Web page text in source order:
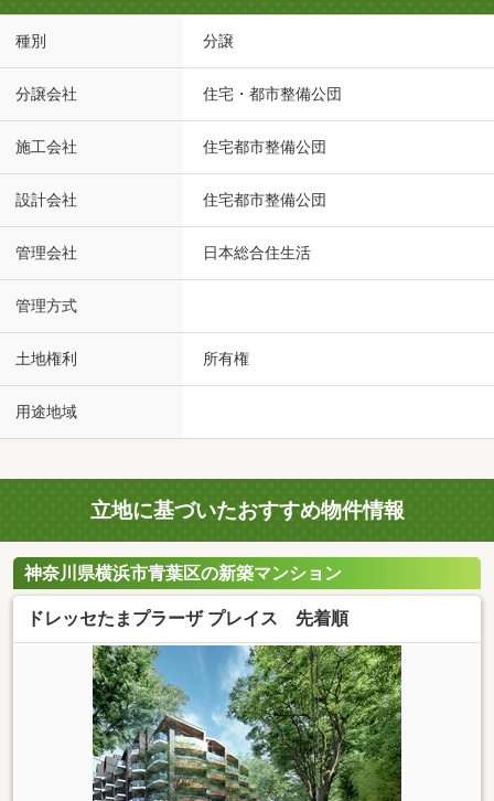
種別 分譲
分譲会社 住宅・都市整備公団
施工会社 住宅都市整備公団
設計会社 住宅都市整備公団
管理会社 日本総合住生活
管理方式
土地権利 所有権
用途地域
立地に基づいたおすすめ物件情報
神奈川県横浜市青葉区の新築マンション
ドレッセたまプラーザ プレイス 先着順